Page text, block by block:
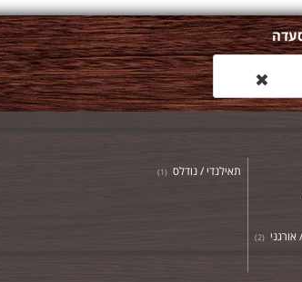
✖
אורגני (
2
)
תאילנדי / נודלס (
1
)